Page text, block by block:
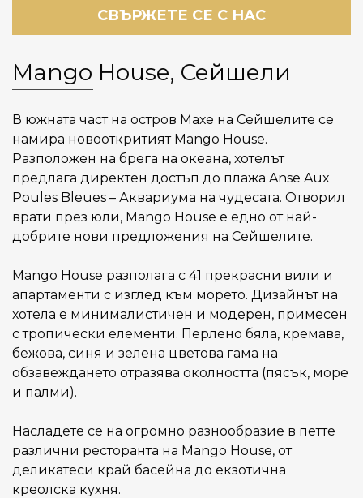
СВЪРЖЕТЕ СЕ С НАС
Mango House, Сейшели
В южната част на остров Махе на Сейшелите се
намира новооткритият Mango House.
Разположен на брега на океана, хотелът
предлага директен достъп до плажа Anse Aux
Poules Bleues – Аквариума на чудесата. Отворил
врати през юли, Mango House е едно от най-
добрите нови предложения на Сейшелите.
Mango House разполага с 41 прекрасни вили и
апартаменти с изглед към морето. Дизайнът на
хотела е минималистичен и модерен, примесен
с тропически елементи. Перлено бяла, кремава,
бежова, синя и зелена цветова гама на
обзавеждането отразява околността (пясък, море
и палми).
Насладете се на огромно разнообразие в петте
различни ресторанта на Mango House, от
деликатеси край басейна до екзотична
креолска кухня.